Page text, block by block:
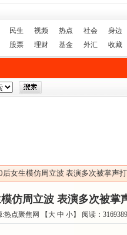
民生 视频 热点 社会
身边
股票 理财 基金 外汇 收藏
后女生模仿周立波 表演多次被掌声
仿周立波 表演多次被掌
:热点聚焦网 【 大 中 小】 阅读：